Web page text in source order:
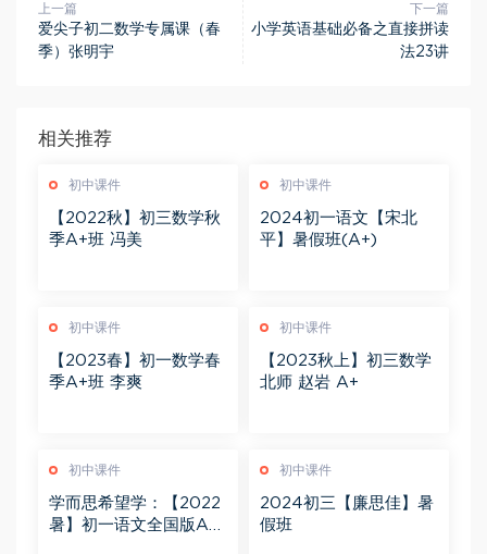
上一篇
爱尖子初二数学专属课（春
季）张明宇
下一篇
小学英语基础必备之直接拼读
法23讲
相关推荐
初中课件
【2022秋】初三数学秋
季A+班 冯美
初中课件
2024初一语文【宋北
平】暑假班(A+)
初中课件
【2023春】初一数学春
季A+班 李爽
初中课件
【2023秋上】初三数学
北师 赵岩 A+
初中课件
学而思希望学：【2022
暑】初一语文全国版A+
初中课件
2024初三【廉思佳】暑
假班